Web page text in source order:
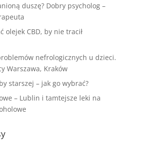
duszę? Dobry psycholog –
olejek CBD, by nie tracił
nefrologicznych u dzieci.
Warszawa, Kraków
starszej – jak go wybrać?
– Lublin i tamtejsze leki na